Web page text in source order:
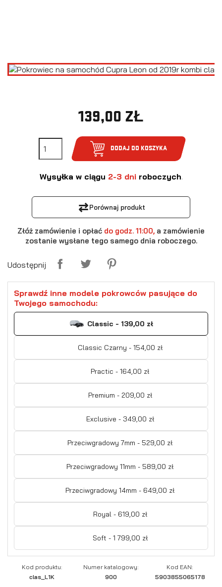
139,00 ZŁ
DODAJ DO KOSZYKA
Wysyłka w ciągu 2-3 dni roboczych.
⇄ Porównaj produkt
Złóż zamówienie i opłać do godz. 11:00, a zamówienie
zostanie wysłane tego samego dnia roboczego.
Udostępnij
Sprawdź inne modele pokrowców pasujące do
Twojego samochodu:
Classic - 139,00 zł
Classic Czarny - 154,00 zł
Practic - 164,00 zł
Premium - 209,00 zł
Exclusive - 349,00 zł
Przeciwgradowy 7mm - 529,00 zł
Przeciwgradowy 11mm - 589,00 zł
Przeciwgradowy 14mm - 649,00 zł
Royal - 619,00 zł
Soft - 1 799,00 zł
Kod produktu:
clas_L1K
Numer katalogowy:
900
Kod EAN:
5903855065178